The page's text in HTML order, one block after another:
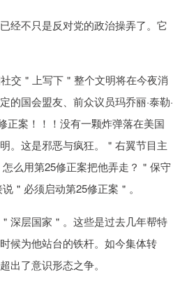
经不只是反对党的政治操弄了。它
交＂上写下＂整个文明将在今夜消
的国会盟友、前众议员玛乔丽·泰勒·
正案！！！没有一颗炸弹落在美国
。这是邪恶与疯狂。＂右翼节目主
么用第25修正案把他弄走？＂保守
＂必须启动第25修正案＂。
深层国家＂。这些是过去几年帮特
候为他站台的铁杆。如今集体转
出了意识形态之争。